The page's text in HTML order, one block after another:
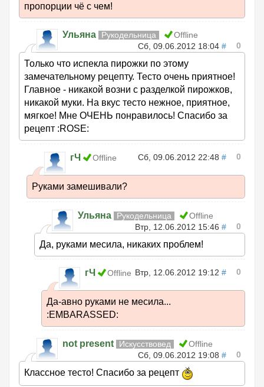
пропорции чё с чем!
Ульяна Рукодельница
Offline
Сб, 09.06.2012 18:04 # 0
Только что испекла пирожки по этому
замечательному рецепту. Тесто очень приятное!
Главное - никакой возни с разделкой пирожков,
никакой муки. На вкус тесто нежное, приятное,
мягкое! Мне ОЧЕНЬ понравилось! Спасибо за
рецепт :ROSE:
гЧ Offline Сб, 09.06.2012 22:48 # 0
Руками замешивали?
Ульяна Рукодельница
Offline
Втр, 12.06.2012 15:46 # 0
Да, руками месила, никаких проблем!
гЧ Offline Втр, 12.06.2012 19:12 # 0
Да-авно руками не месила...
:EMBARASSED:
not present Искусствовед
Offline
Сб, 09.06.2012 19:08 # 0
Классное тесто! Спасибо за рецепт